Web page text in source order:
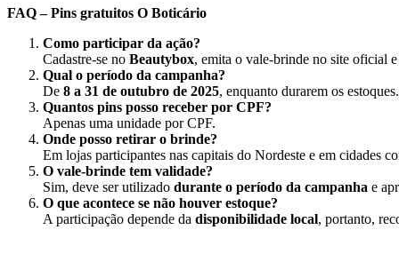
FAQ – Pins gratuitos O Boticário
Como participar da ação?
Cadastre-se no Beautybox, emita o vale-brinde no site oficial
Qual o período da campanha?
De 8 a 31 de outubro de 2025, enquanto durarem os estoques.
Quantos pins posso receber por CPF?
Apenas uma unidade por CPF.
Onde posso retirar o brinde?
Em lojas participantes nas capitais do Nordeste e em cidades
O vale-brinde tem validade?
Sim, deve ser utilizado durante o período da campanha e
O que acontece se não houver estoque?
A participação depende da disponibilidade local, portanto,